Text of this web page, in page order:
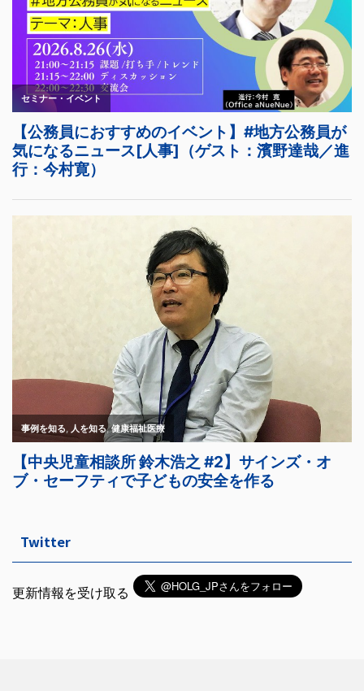
Twitter
更新情報を受け取る